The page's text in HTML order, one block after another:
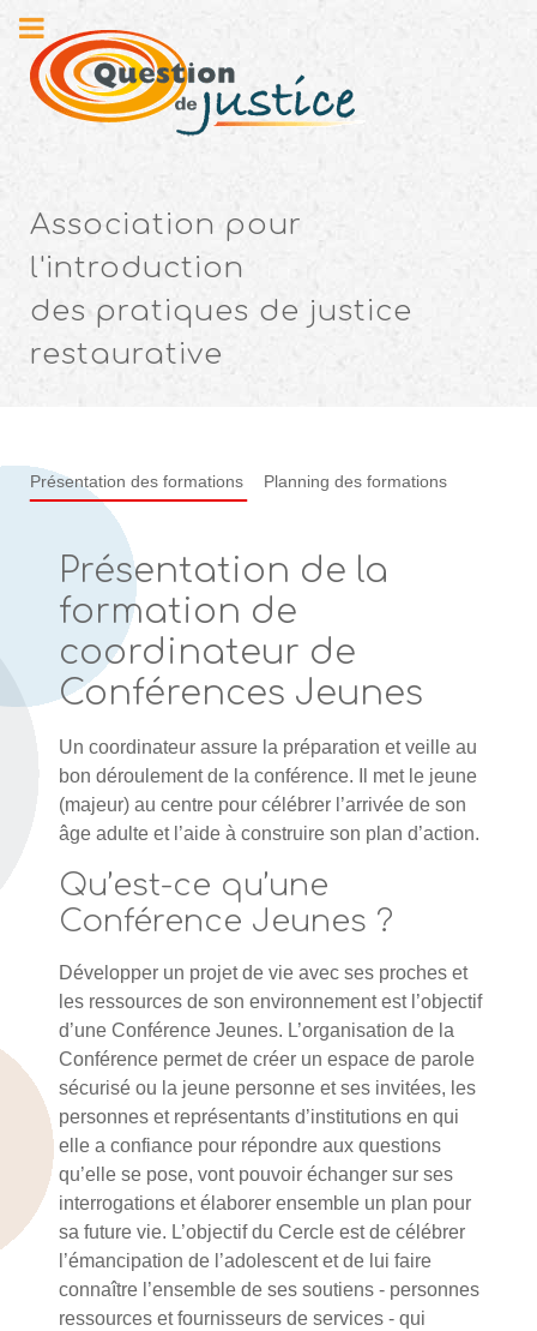
Association pour
l'introduction
des pratiques de justice
restaurative
Présentation des formations Planning des formations
Présentation de la
formation de
coordinateur de
Conférences Jeunes
Un coordinateur assure la préparation et veille au
bon déroulement de la conférence. Il met le jeune
(majeur) au centre pour célébrer l’arrivée de son
âge adulte et l’aide à construire son plan d’action.
Qu’est-ce qu’une
Conférence Jeunes ?
Développer un projet de vie avec ses proches et
les ressources de son environnement est l’objectif
d’une Conférence Jeunes. L’organisation de la
Conférence permet de créer un espace de parole
sécurisé ou la jeune personne et ses invitées, les
personnes et représentants d’institutions en qui
elle a confiance pour répondre aux questions
qu’elle se pose, vont pouvoir échanger sur ses
interrogations et élaborer ensemble un plan pour
sa future vie. L’objectif du Cercle est de célébrer
l’émancipation de l’adolescent et de lui faire
connaître l’ensemble de ses soutiens - personnes
ressources et fournisseurs de services - qui